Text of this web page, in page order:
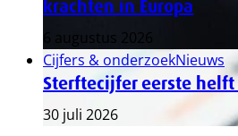
krachten in Europa
6 augustus 2026
Cijfers & onderzoekNieuws
Sterftecijfer eerste helft
30 juli 2026